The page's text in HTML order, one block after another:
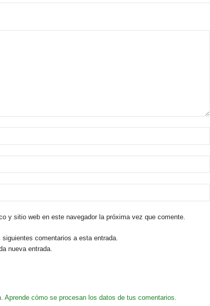
y sitio web en este navegador la próxima vez que comente.
comentarios a esta entrada.
nueva entrada.
Aprende cómo se procesan los datos de tus comentarios.